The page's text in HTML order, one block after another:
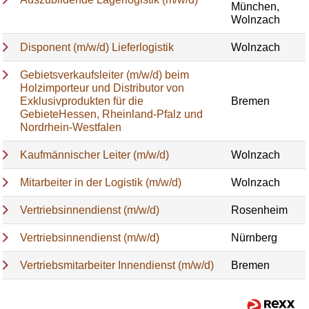
München,
Wolnzach
Disponent (m/w/d) Lieferlogistik Wolnzach
Gebietsverkaufsleiter (m/w/d) beim
Holzimporteur und Distributor von
Exklusivprodukten für die
GebieteHessen, Rheinland-Pfalz und
Nordrhein-Westfalen
Bremen
Kaufmännischer Leiter (m/w/d) Wolnzach
Mitarbeiter in der Logistik (m/w/d) Wolnzach
Vertriebsinnendienst (m/w/d) Rosenheim
Vertriebsinnendienst (m/w/d) Nürnberg
Vertriebsmitarbeiter Innendienst (m/w/d) Bremen